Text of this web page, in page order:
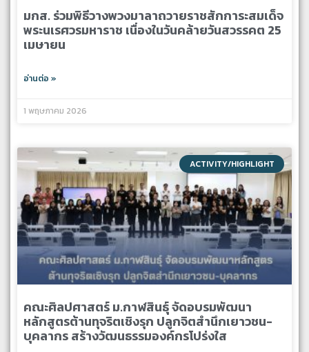
มกส. ร่วมพิธีวางพวงมาลาถวายราชสักการะสมเด็จ
พระนเรศวรมหาราช เนื่องในวันคล้ายวันสวรรคต 25
เมษายน
อ่านต่อ »
1 พฤษภาคม 2026
ACTIVITY/HIGHLIGHT
คณะศิลปศาสตร์ ม.กาฬสินธุ์ จัดอบรมพัฒนา
หลักสูตรต้านทุจริตเชิงรุก ปลูกจิตสำนึกเยาวชน-
บุคลากร สร้างวัฒนธรรมองค์กรโปร่งใส